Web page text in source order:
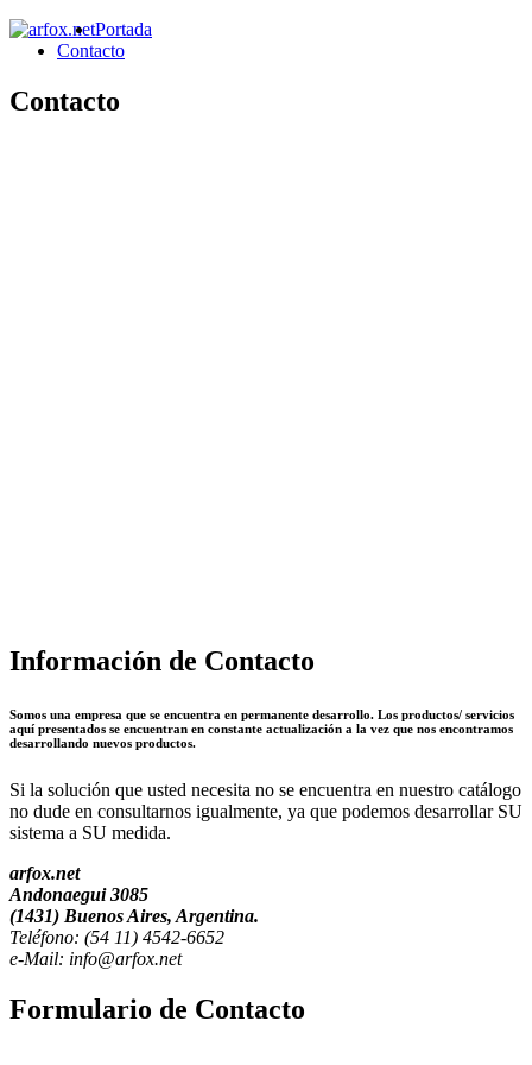
Portada
Contacto
Contacto
Información de Contacto
Somos una empresa que se encuentra en permanente desarrollo. Los productos/ servicios
aquí presentados se encuentran en constante actualización a la vez que nos encontramos
desarrollando nuevos productos.
Si la solución que usted necesita no se encuentra en nuestro catálogo
no dude en consultarnos igualmente, ya que podemos desarrollar SU
sistema a SU medida.
arfox.net
Andonaegui 3085
(1431) Buenos Aires, Argentina.
Teléfono: (54 11) 4542-6652
e-Mail: info@arfox.net
Formulario de Contacto